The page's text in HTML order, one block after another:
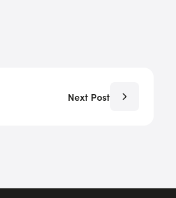
Next Post